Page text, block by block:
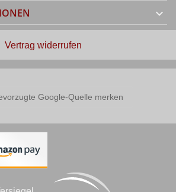

Vertrag widerrufen
Google-Quelle merken